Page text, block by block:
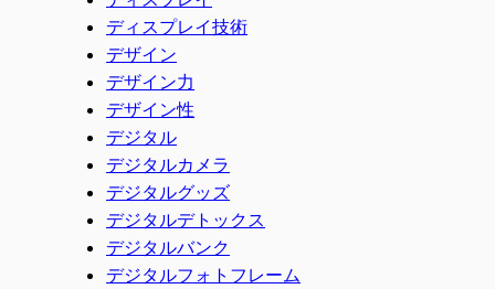
ディスプレイ技術
デザイン
デザイン力
デザイン性
デジタル
デジタルカメラ
デジタルグッズ
デジタルデトックス
デジタルバンク
デジタルフォトフレーム